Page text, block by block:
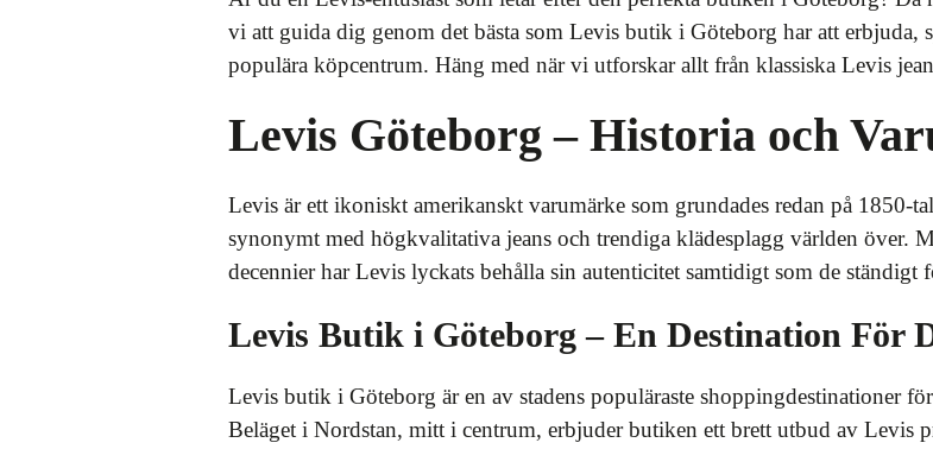
vi att guida dig genom det bästa som Levis butik i Göteborg har att erbjuda,
populära köpcentrum. Häng med när vi utforskar allt från klassiska Levis
Levis Göteborg – Historia och
Levis är ett ikoniskt amerikanskt varumärke som grundades redan på 1850-
synonymt med högkvalitativa jeans och trendiga klädesplagg världen över.
decennier har Levis lyckats behålla sin autenticitet samtidigt som de ständigt
Levis Butik i Göteborg – En Destination För
Levis butik i Göteborg är en av stadens populäraste shoppingdestinationer
Beläget i Nordstan, mitt i centrum, erbjuder butiken ett brett utbud av Levis